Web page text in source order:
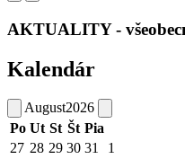
AKTUALITY -
Kalendár
August2026
Po Ut St Št Pia
27 28 29 30 31 1